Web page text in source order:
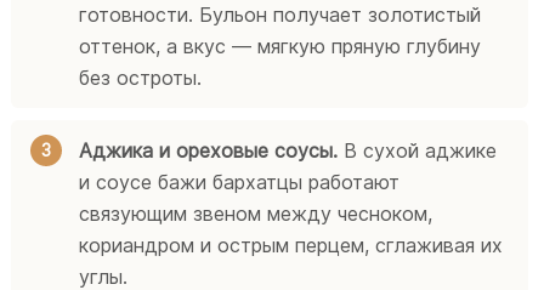
готовности. Бульон получает золотистый
оттенок, а вкус — мягкую пряную глубину
без остроты.
Аджика и ореховые соусы. В сухой аджике
и соусе бажи бархатцы работают
связующим звеном между чесноком,
кориандром и острым перцем, сглаживая их
углы.